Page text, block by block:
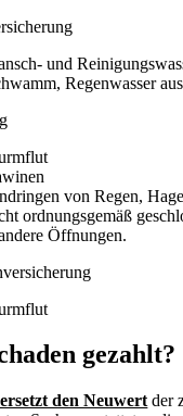
und
Regenwasser
von Regen,
ordnungsgemäß
Öffnungen.
gezahlt?
den Neuwert der